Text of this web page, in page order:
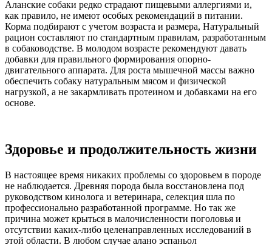
Аланские собаки редко страдают пищевыми аллергиями и,
как правило, не имеют особых рекомендаций в питании.
Корма подбирают с учетом возраста и размера, Натуральный
рацион составляют по стандартным правилам, разработанным
в собаководстве. В молодом возрасте рекомендуют давать
добавки для правильного формирования опорно-
двигательного аппарата. Для роста мышечной массы важно
обеспечить собаку натуральным мясом и физической
нагрузкой, а не закармливать протеином и добавками на его
основе.
Здоровье и продолжительность жизни
В настоящее время никаких проблемы со здоровьем в породе
не наблюдается. Древняя порода была восстановлена под
руководством кинолога и ветеринара, селекция шла по
профессионально разработанной программе. Но так же
причина может крыться в малочисленности поголовья и
отсутствии каких-либо целенаправленных исследований в
этой области. В любом случае алано эспаньол